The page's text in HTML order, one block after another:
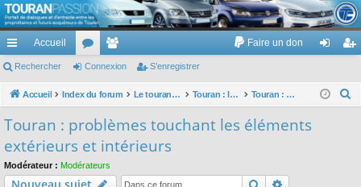
TouranPassion
Le forum des propriétaires ou futurs acquéreurs du Volkswagen Touran
cc
ès
de
Accueil
or
u
e
m
es
Faire un don
ne nr
Rechercher Connexion S’enregistrer
Accueil Index du forum Le touran dans ses versions I (V1 V2 V3) et II ... Touran : les éléments et équipements extérieurs et intérieurs Touran : problèmes touchant les éléments extérieurs et intérieurs
Touran : problèmes touchant les éléments
extérieurs et intérieurs
Modérateur : Modérateurs
Rechercher